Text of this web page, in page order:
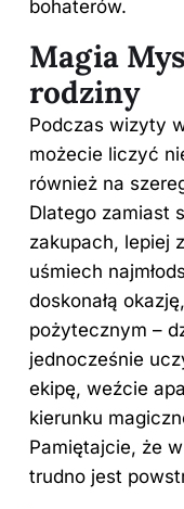
bohaterów.
Magia
rodziny
Podczas wizyty
możecie liczyć
również na
Dlatego zamiast
zakupach, lepiej
uśmiech
doskonałą
pożytecznym –
jednocześnie
ekipę, weźcie
kierunku
Pamiętajcie, że
trudno jest